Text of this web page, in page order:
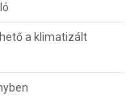
a klimatizált